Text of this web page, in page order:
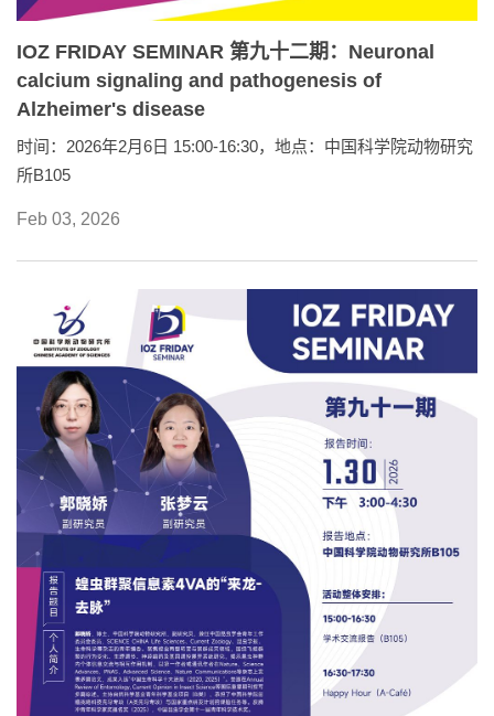
IOZ FRIDAY SEMINAR 第九十二期：Neuronal
calcium signaling and pathogenesis of
Alzheimer's disease
时间：2026年2月6日 15:00-16:30，地点：中国科学院动物研究
所B105
Feb 03, 2026